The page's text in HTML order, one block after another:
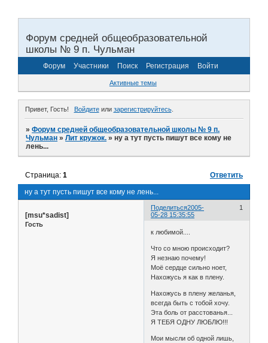
Форум средней общеобразовательной
школы № 9 п. Чульман
Форум Участники Поиск Регистрация Войти
Активные темы
Привет, Гость! Войдитеили зарегистрируйтесь.
»Форум средней общеобразовательной школы № 9 п.
Чульман »Лит кружок. »ну а тут пусть пишут все кому не
лень...
ну а тут пусть пишут все кому не лень...
Страница:1 Ответить
Поделиться 1
2005-
05-28 15:35:55
[msu*sadist]
Гость
к любимой....
Что со мною происходит?
Я незнаю почему!
Моё сердце сильно ноет,
Нахожусь я как в плену.
Нахожусь в плену желанья,
всегда быть с тобой хочу.
Эта боль от расстованья...
Я ТЕБЯ ОДНУ ЛЮБЛЮ!!!
Мои мысли об одной лишь,